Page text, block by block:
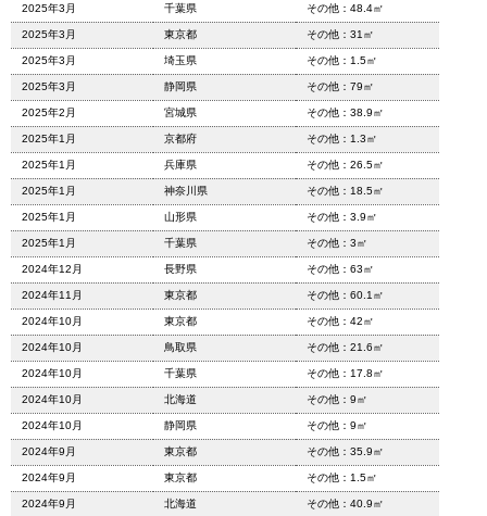
2025年3月 千葉県 その他：48.4㎡
2025年3月 東京都 その他：31㎡
2025年3月 埼玉県 その他：1.5㎡
2025年3月 静岡県 その他：79㎡
2025年2月 宮城県 その他：38.9㎡
2025年1月 京都府 その他：1.3㎡
2025年1月 兵庫県 その他：26.5㎡
2025年1月 神奈川県 その他：18.5㎡
2025年1月 山形県 その他：3.9㎡
2025年1月 千葉県 その他：3㎡
2024年12月 長野県 その他：63㎡
2024年11月 東京都 その他：60.1㎡
2024年10月 東京都 その他：42㎡
2024年10月 鳥取県 その他：21.6㎡
2024年10月 千葉県 その他：17.8㎡
2024年10月 北海道 その他：9㎡
2024年10月 静岡県 その他：9㎡
2024年9月 東京都 その他：35.9㎡
2024年9月 東京都 その他：1.5㎡
2024年9月 北海道 その他：40.9㎡